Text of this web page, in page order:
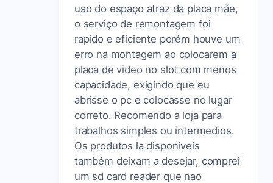
uso do espaço atraz da placa mãe,
o serviço de remontagem foi
rapido e eficiente porém houve um
erro na montagem ao colocarem a
placa de video no slot com menos
capacidade, exigindo que eu
abrisse o pc e colocasse no lugar
correto. Recomendo a loja para
trabalhos simples ou intermedios.
Os produtos la disponiveis
também deixam a desejar, comprei
um sd card reader que nao